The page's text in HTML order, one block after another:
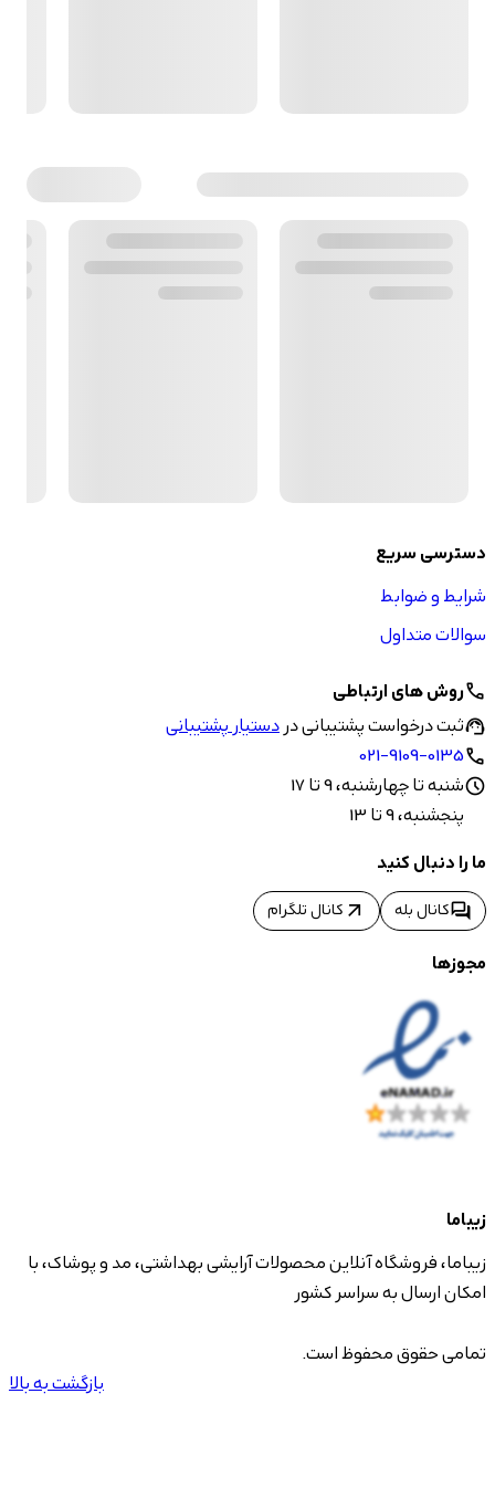
دسترسی سریع
شرایط و ضوابط
سوالات متداول
callروش های ارتباطی
support_agentثبت درخواست پشتیبانی دردستیار پشتیبانی
call
021-9109-0135
scheduleشنبه تا چهارشنبه، 9 تا 17
پنجشنبه، 9 تا 13
ما را دنبال کنید
forumکانال بله arrow_outward کانال تلگرام
مجوزها
زیباما
زیباما، فروشگاه آنلاین محصولات آرایشی بهداشتی، مد و پوشاک، با
امکان ارسال به سراسر کشور
تمامی حقوق محفوظ است.
بازگشت به بالا